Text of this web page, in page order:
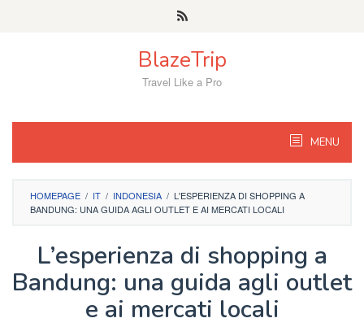
BlazeTrip
Travel Like a Pro
MENU
HOMEPAGE / IT / INDONESIA / L'ESPERIENZA DI SHOPPING A
BANDUNG: UNA GUIDA AGLI OUTLET E AI MERCATI LOCALI
L’esperienza di shopping a
Bandung: una guida agli outlet
e ai mercati locali